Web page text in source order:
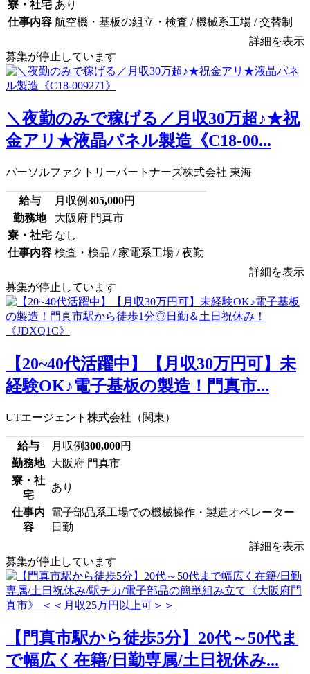
寮・社宅 あり
仕事内容 航空機・基板の組立・検査 / 機械系工場 / 交替制
詳細を表示
募集が停止しています
＼夜勤のみで稼げる／月収30万超♪★祝
金アリ★液晶パネル製造《C18-00...
パーソルファクトリーパートナーズ株式会社 東海
給与 月収例305,000円
勤務地
大阪府 門真市
寮・社宅 なし
仕事内容 検査・検品 / 家電系工場 / 夜勤
詳細を表示
募集が停止しています
【20~40代活躍中】【月収30万円可】未
経験OK♪電子基板の製造！門真市...
UTエージェント株式会社（関東）
給与 月収例300,000円
勤務地
大阪府 門真市
寮・社
宅
あり
仕事内
容
電子部品系工場での機械操作・製造オペレーター
日勤
詳細を表示
募集が停止しています
【門真市駅から徒歩5分】20代～50代ま
で幅広く在籍/日勤専属/土日祝休み...